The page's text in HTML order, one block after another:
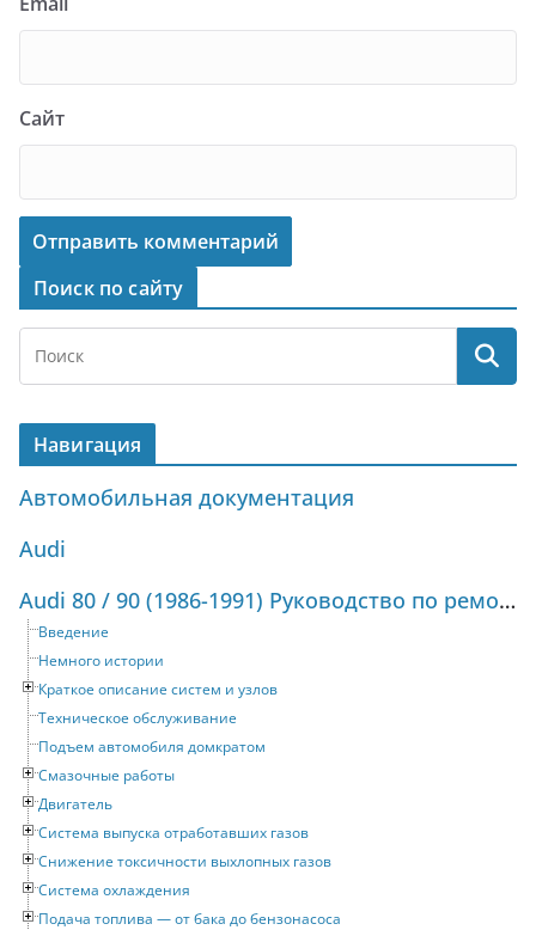
Сайт
Поиск по сайту
Навигация
Автомобильная документация
Audi
Audi 80 / 90 (1986-1991) Руководство по ремонту и техническому обслуживанию
Введение
Немного истории
Краткое описание систем и узлов
Техническое обслуживание
Подъем автомобиля домкратом
Смазочные работы
Двигатель
Система выпуска отработавших газов
Снижение токсичности выхлопных газов
Система охлаждения
Подача топлива — от бака до бензонасоса